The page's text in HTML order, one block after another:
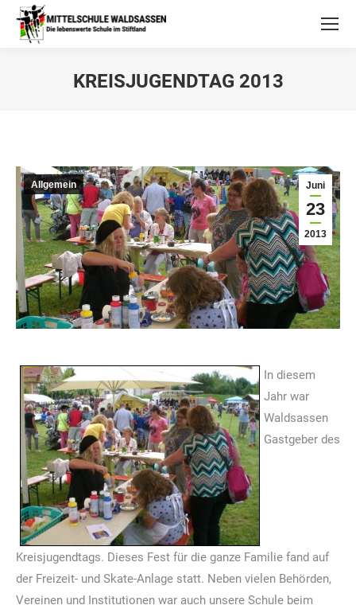
KREISJUGENDTAG 2013
Juni
23
2013
Allgemein
In diesem
Jahr war
Waldsassen
Gastgeber des
Kreisjugendtags. Dieses Fest für die ganze Familie fand auf
der Freizeit- und Skate-Anlage statt. Neben vielen Behörden,
Vereinen und Institutionen war auch unsere Schule beim